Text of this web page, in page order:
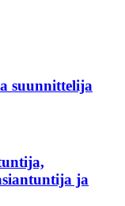
suunnittelija
ja